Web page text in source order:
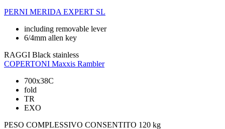
PERNI MERIDA EXPERT SL
including removable lever
6/4mm allen key
RAGGI Black stainless
COPERTONI Maxxis Rambler
700x38C
fold
TR
EXO
PESO COMPLESSIVO CONSENTITO 120 kg